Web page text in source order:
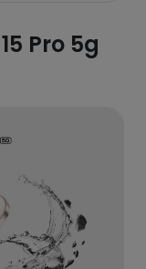
Pro 5g